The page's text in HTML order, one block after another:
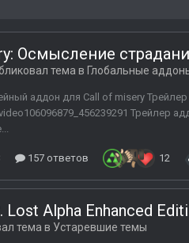
Осмысление
тема в Глобальные
аддон для Call of misery
Трейлер
157 ответов 12
Lost Alpha Enhanced
тема в Устаревшие темы